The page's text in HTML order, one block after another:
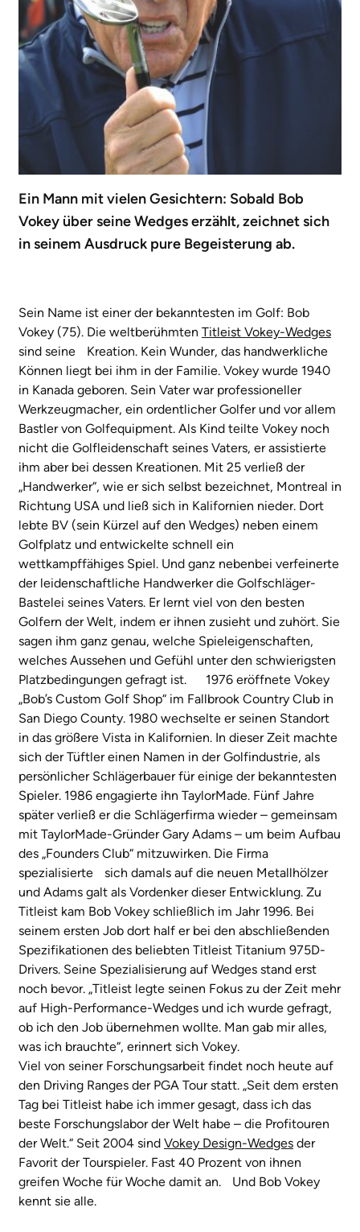
Ein Mann mit vielen Gesichtern: Sobald Bob
Vokey über seine Wedges erzählt, zeichnet sich
in seinem Ausdruck pure Begeisterung ab.
Sein Name ist einer der bekanntesten im Golf: Bob
Vokey (75). Die weltberühmten Titleist Vokey-Wedges
sind seine Kreation. Kein Wunder, das handwerkliche
Können liegt bei ihm in der Familie. Vokey wurde 1940
in Kanada geboren. Sein Vater war professioneller
Werkzeugmacher, ein ordentlicher Golfer und vor allem
Bastler von Golfequipment. Als Kind teilte Vokey noch
nicht die Golfleidenschaft seines Vaters, er assistierte
ihm aber bei dessen Kreationen. Mit 25 verließ der
„Handwerker“, wie er sich selbst bezeichnet, Montreal in
Richtung USA und ließ sich in Kalifornien nieder. Dort
lebte BV (sein Kürzel auf den Wedges) neben einem
Golfplatz und entwickelte schnell ein
wettkampffähiges Spiel. Und ganz nebenbei verfeinerte
der leidenschaftliche Handwerker die Golfschläger-
Bastelei seines Vaters. Er lernt viel von den besten
Golfern der Welt, indem er ihnen zusieht und zuhört. Sie
sagen ihm ganz genau, welche Spieleigenschaften,
welches Aussehen und Gefühl unter den schwierigsten
Platzbedingungen gefragt ist. 1976 eröffnete Vokey
„Bob’s Custom Golf Shop“ im Fallbrook Country Club in
San Diego County. 1980 wechselte er seinen Standort
in das größere Vista in Kalifornien. In dieser Zeit machte
sich der Tüftler einen Namen in der Golfindustrie, als
persönlicher Schlägerbauer für einige der bekanntesten
Spieler. 1986 engagierte ihn TaylorMade. Fünf Jahre
später verließ er die Schlägerfirma wieder – gemeinsam
mit TaylorMade-Gründer Gary Adams – um beim Aufbau
des „Founders Club“ mitzuwirken. Die Firma
spezialisierte sich damals auf die neuen Metallhölzer
und Adams galt als Vordenker dieser Entwicklung. Zu
Titleist kam Bob Vokey schließlich im Jahr 1996. Bei
seinem ersten Job dort half er bei den abschließenden
Spezifikationen des beliebten Titleist Titanium 975D-
Drivers. Seine Spezialisierung auf Wedges stand erst
noch bevor. „Titleist legte seinen Fokus zu der Zeit mehr
auf High-Performance-Wedges und ich wurde gefragt,
ob ich den Job übernehmen wollte. Man gab mir alles,
was ich brauchte“, erinnert sich Vokey.
Viel von seiner Forschungsarbeit findet noch heute auf
den Driving Ranges der PGA Tour statt. „Seit dem ersten
Tag bei Titleist habe ich immer gesagt, dass ich das
beste Forschungslabor der Welt habe – die Profitouren
der Welt.“ Seit 2004 sind Vokey Design-Wedges der
Favorit der Tourspieler. Fast 40 Prozent von ihnen
greifen Woche für Woche damit an. Und Bob Vokey
kennt sie alle.